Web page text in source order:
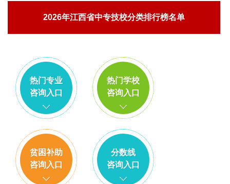
2026年江西省中专技校分类排行榜名单
热门专业
咨询入口
热门学校
咨询入口
贫困补助
咨询入口
分数线
咨询入口